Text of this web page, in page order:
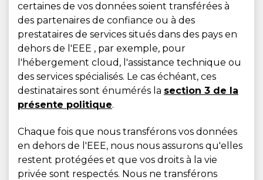
certaines de vos données soient transférées à
des partenaires de confiance ou à des
prestataires de services situés dans des pays en
dehors de l'EEE , par exemple, pour
l'hébergement cloud, l'assistance technique ou
des services spécialisés. Le cas échéant, ces
destinataires sont énumérés la section 3 de la
présente politique.
Chaque fois que nous transférons vos données
en dehors de l'EEE, nous nous assurons qu'elles
restent protégées et que vos droits à la vie
privée sont respectés. Nous ne transférons